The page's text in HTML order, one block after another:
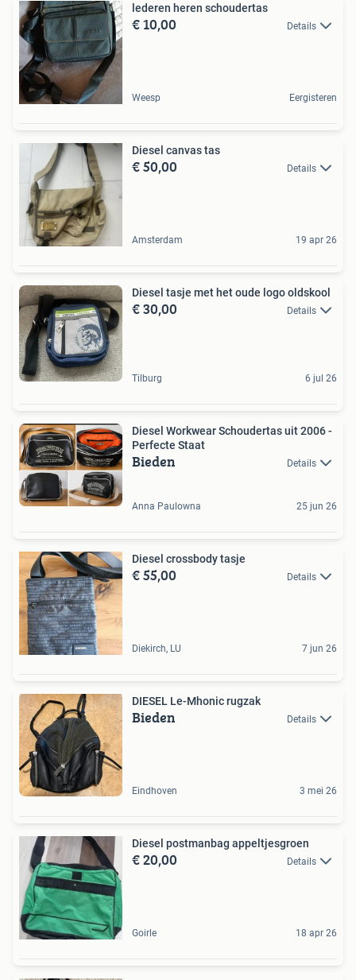
lederen heren schoudertas
€ 10,00 Details
Weesp Eergisteren
Diesel canvas tas
€ 50,00 Details
Amsterdam 19 apr 26
Diesel tasje met het oude logo oldskool
€ 30,00 Details
Tilburg 6 jul 26
Diesel Workwear Schoudertas uit 2006 -
Perfecte Staat
Bieden Details
Anna Paulowna 25 jun 26
Diesel crossbody tasje
€ 55,00 Details
Diekirch, LU 7 jun 26
DIESEL Le-Mhonic rugzak
Bieden Details
Eindhoven 3 mei 26
Diesel postmanbag appeltjesgroen
€ 20,00 Details
Goirle 18 apr 26